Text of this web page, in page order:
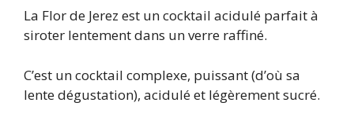
La Flor de Jerez est un cocktail acidulé parfait à
siroter lentement dans un verre raffiné.
C’est un cocktail complexe, puissant (d’où sa
lente dégustation), acidulé et légèrement sucré.